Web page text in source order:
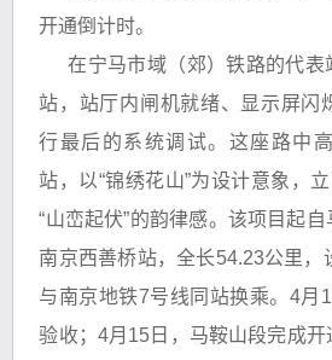
开通倒计时。
在宁马市域（郊）铁路的代
站，站厅内闸机就绪、显示屏闪
行最后的系统调试。这座路中
站，以“锦绣花山”为设计意象，
“山峦起伏”的韵律感。该项目起
南京西善桥站，全长54.23公里，
与南京地铁7号线同站换乘。4月
验收；4月15日，马鞍山段完成